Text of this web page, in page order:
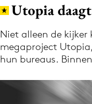
Volg het laatste
Utopia
Niet alleen de
megaproject
hun bureaus.